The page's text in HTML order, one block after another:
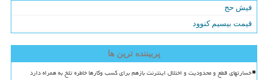
فیش حج
قیمت بیسیم کنوود
پربیننده ترین ها
خسارتهای قطع و محدودیت و اختلال اینترنت بازهم برای کسب وکارها خاطره تلخ به همراه دارد